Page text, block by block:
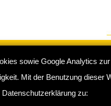
Impressum/Sitemap/Datenschutz /
Hamburg - Telefon: 040 - 681370 /
sowie Google Analytics zur
Mit der Benutzung dieser
zu: